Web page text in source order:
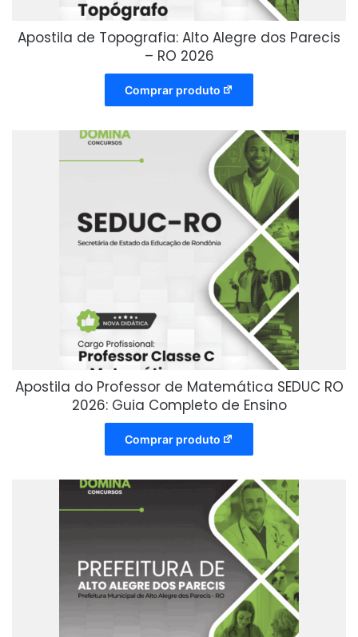
Apostila de Topografia: Alto Alegre dos Parecis
– RO 2026
Comprar produto
Apostila do Professor de Matemática SEDUC RO
2026: Guia Completo de Ensino
Comprar produto